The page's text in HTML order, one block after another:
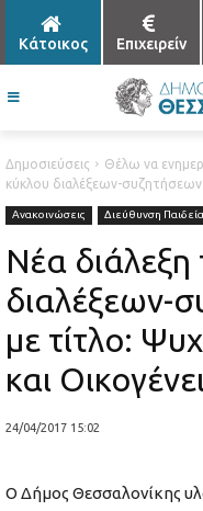
Κάτοικος Επιχειρείν
Δημοσιεύσεις Θέλω να
κύκλου διαλέξεων-συζητήσεων
Ανακοινώσεις Διεύθυνση
Νέα
διαλέξεων-
με τίτλο:
και
24/04/2017 15:02
Ο Δήμος Θεσσαλονίκης